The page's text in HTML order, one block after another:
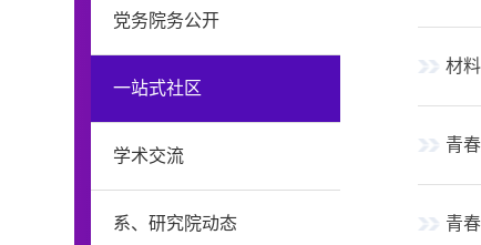
党务院务公开
一站式社区
学术交流
系、研究院动态
材
青
青